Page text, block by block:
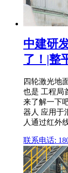
中建研
了！|整
四轮激光地
也是 工程局
来了解一下
器人 应用于
人通过红外
联系电话: